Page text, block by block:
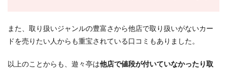
また、取り扱いジャンルの豊富さから他店で取り扱いがないカー
ドを売りたい人からも重宝されている口コミもありました。
以上のことからも、遊々亭は他店で値段が付いていなかったり取